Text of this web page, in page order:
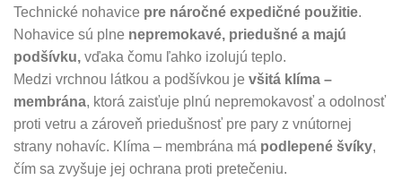
Technické nohavice pre náročné expedičné použitie.
Nohavice sú plne nepremokavé, priedušné a majú
podšívku, vďaka čomu ľahko izolujú teplo.
Medzi vrchnou látkou a podšívkou je všitá klíma –
membrána, ktorá zaisťuje plnú nepremokavosť a odolnosť
proti vetru a zároveň priedušnosť pre pary z vnútornej
strany nohavíc. Klíma – membrána má podlepené švíky,
čím sa zvyšuje jej ochrana proti pretečeniu.